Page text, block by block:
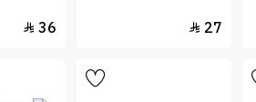
27

36
